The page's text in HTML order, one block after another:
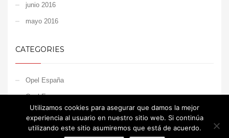
junio 2016
mayo 2016
CATEGORIES
Opel España
Opel Europe
Opel Motorsport
Utilizamos cookies para asegurar que damos la mejor
experiencia al usuario en nuestro sitio web. Si continúa
utilizando este sitio asumiremos que está de acuerdo.